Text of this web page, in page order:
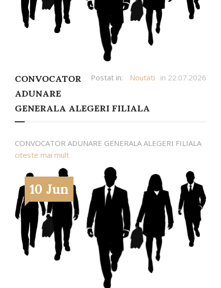
Postat in: Noutati in 22.07.2026
CONVOCATOR
ADUNARE
GENERALA ALEGERI FILIALA
CONVOCATOR ADUNARE GENERALA ALEGERI FILIALA
citeste mai mult
10 Jun